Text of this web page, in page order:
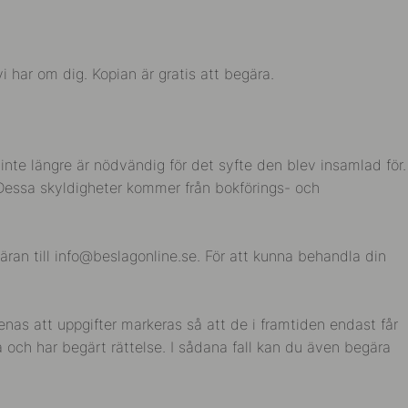
om dig. Kopian är gratis att begära.
längre är nödvändig för det syfte den blev insamlad för.
skyldigheter kommer från bokförings- och
till info@beslagonline.se. För att kunna behandla din
att uppgifter markeras så att de i framtiden endast får
har begärt rättelse. I sådana fall kan du även begära